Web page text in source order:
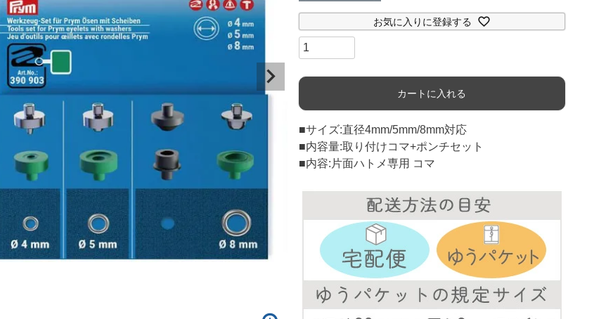
お気に入りに登録する
カートに入れる
■サイズ:直径4mm/5mm/8mm対応
■内容量:取り付けコマ+ポンチセット
■内容:片面ハトメ専用 コマ